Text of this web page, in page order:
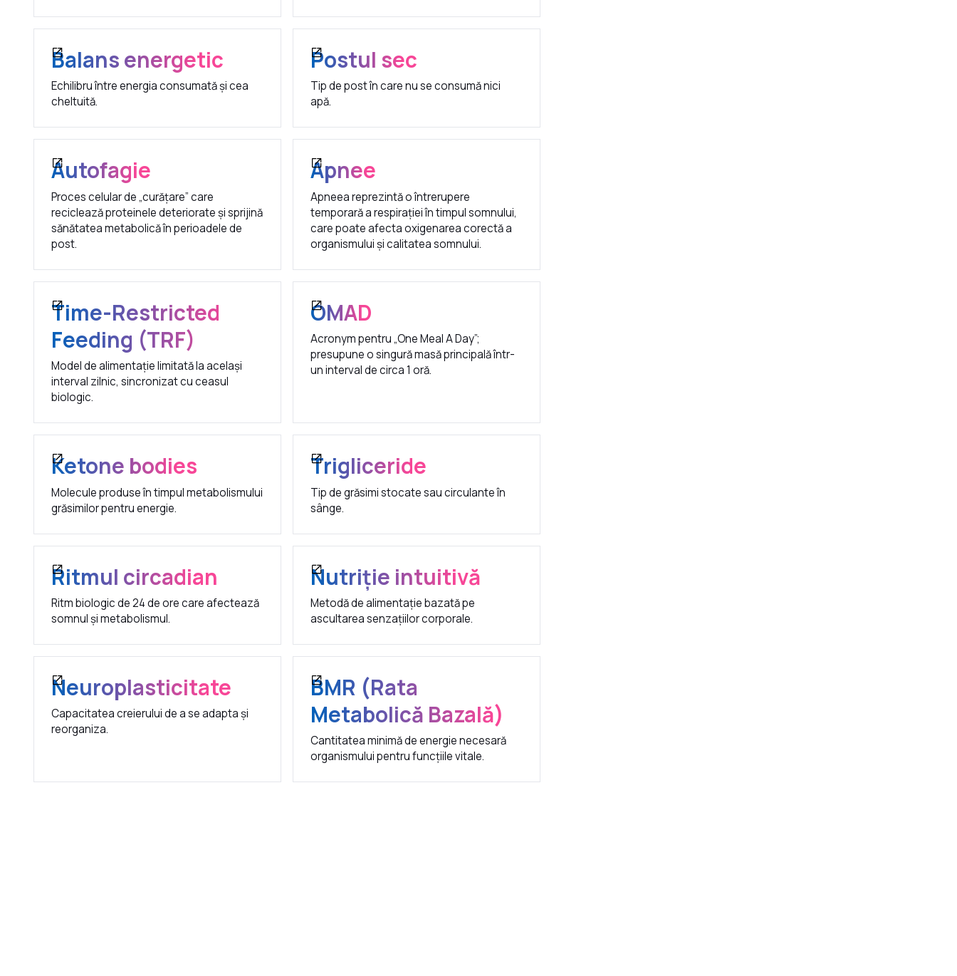
Balans energetic
Echilibru între energia consumată și cea
cheltuită.
Postul sec
Tip de post în care nu se consumă nici
apă.
Autofagie
Proces celular de „curățare” care
reciclează proteinele deteriorate și sprijină
sănătatea metabolică în perioadele de
post.
Apnee
Apneea reprezintă o întrerupere
temporară a respirației în timpul somnului,
care poate afecta oxigenarea corectă a
organismului și calitatea somnului.
Time-Restricted
Feeding (TRF)
Model de alimentație limitată la același
interval zilnic, sincronizat cu ceasul
biologic.
OMAD
Acronym pentru „One Meal A Day”;
presupune o singură masă principală într-
un interval de circa 1 oră.
Ketone bodies
Molecule produse în timpul metabolismului
grăsimilor pentru energie.
Trigliceride
Tip de grăsimi stocate sau circulante în
sânge.
Ritmul circadian
Ritm biologic de 24 de ore care afectează
somnul și metabolismul.
Nutriție intuitivă
Metodă de alimentație bazată pe
ascultarea senzațiilor corporale.
Neuroplasticitate
Capacitatea creierului de a se adapta și
reorganiza.
BMR (Rata
Metabolică Bazală)
Cantitatea minimă de energie necesară
organismului pentru funcțiile vitale.